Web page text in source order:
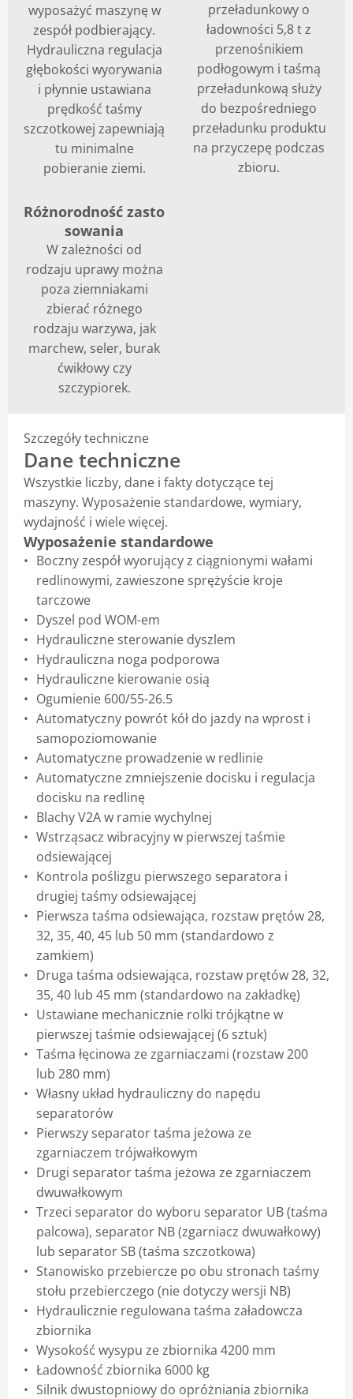
wyposażyć maszynę w
zespół podbierający.
Hydrauliczna regulacja
głębokości wyorywania
i płynnie ustawiana
prędkość taśmy
szczotkowej zapewniają
tu minimalne
pobieranie ziemi.
przeładunkowy o
ładowności 5,8 t z
przenośnikiem
podłogowym i taśmą
przeładunkową służy
do bezpośredniego
przeładunku produktu
na przyczepę podczas
zbioru.
Różnorodność zasto
sowania
W zależności od
rodzaju uprawy można
poza ziemniakami
zbierać różnego
rodzaju warzywa, jak
marchew, seler, burak
ćwikłowy czy
szczypiorek.
Szczegóły techniczne
Dane techniczne
Wszystkie liczby, dane i fakty dotyczące tej
maszyny. Wyposażenie standardowe, wymiary,
wydajność i wiele więcej.
Wyposażenie standardowe
Boczny zespół wyorujący z ciągnionymi wałami
redlinowymi, zawieszone sprężyście kroje
tarczowe
Dyszel pod WOM-em
Hydrauliczne sterowanie dyszlem
Hydrauliczna noga podporowa
Hydrauliczne kierowanie osią
Ogumienie 600/55-26.5
Automatyczny powrót kół do jazdy na wprost i
samopoziomowanie
Automatyczne prowadzenie w redlinie
Automatyczne zmniejszenie docisku i regulacja
docisku na redlinę
Blachy V2A w ramie wychylnej
Wstrząsacz wibracyjny w pierwszej taśmie
odsiewającej
Kontrola poślizgu pierwszego separatora i
drugiej taśmy odsiewającej
Pierwsza taśma odsiewająca, rozstaw prętów 28,
32, 35, 40, 45 lub 50 mm (standardowo z
zamkiem)
Druga taśma odsiewająca, rozstaw prętów 28, 32,
35, 40 lub 45 mm (standardowo na zakładkę)
Ustawiane mechanicznie rolki trójkątne w
pierwszej taśmie odsiewającej (6 sztuk)
Taśma łęcinowa ze zgarniaczami (rozstaw 200
lub 280 mm)
Własny układ hydrauliczny do napędu
separatorów
Pierwszy separator taśma jeżowa ze
zgarniaczem trójwałkowym
Drugi separator taśma jeżowa ze zgarniaczem
dwuwałkowym
Trzeci separator do wyboru separator UB (taśma
palcowa), separator NB (zgarniacz dwuwałkowy)
lub separator SB (taśma szczotkowa)
Stanowisko przebiercze po obu stronach taśmy
stołu przebierczego (nie dotyczy wersji NB)
Hydraulicznie regulowana taśma załadowcza
zbiornika
Wysokość wysypu ze zbiornika 4200 mm
Ładowność zbiornika 6000 kg
Silnik dwustopniowy do opróżniania zbiornika